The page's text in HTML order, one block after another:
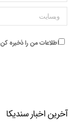
وبسایت
اطلاعات من را ذخیره کن
آخرین اخبار سندیکا